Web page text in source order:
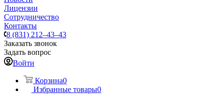
Лицензии
Сотрудничество
Контакты
8 (831) 212–43–43
Заказать звонок
Задать вопрос
Войти
Корзина0
Избранные товары0